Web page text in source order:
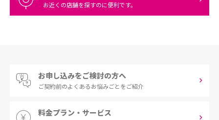
お近くの店舗を探すのに便利です。
お申し込みをご検討の方へ
ご契約前のよくあるお悩みごとをご紹介
料金プラン・サービス